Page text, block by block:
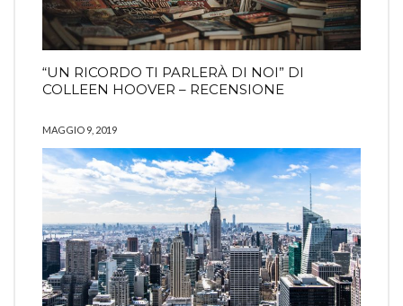
“UN RICORDO TI PARLERÀ DI NOI” DI
COLLEEN HOOVER – RECENSIONE
MAGGIO 9, 2019